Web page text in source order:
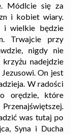
Módlcie się za
i kobiet wiary.
i wielkie będzie
Trwajcie przy
nigdy nie
nadejdzie
On jest
W radości
orędzie, które
was tutaj po
Syna i Ducha